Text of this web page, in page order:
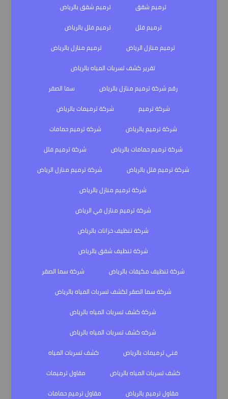
ترميم شقق
ترميم شقق بالرياض
ترميم فلل
ترميم فلل بالرياض
ترميم منازل الرياض
ترميم منازل بالرياض
تقرير كشف تسربات المياه بالرياض
رقم شركة ترميم منازل بالرياض
سما الصقر
شركة ترميم
شركة ترميمات بالرياض
شركة ترميم بالرياض
شركة ترميم حمامات
شركة ترميم حمامات بالرياض
شركة ترميم فلل
شركة ترميم فلل بالرياض
شركة ترميم منازل الرياض
شركة ترميم منازل بالرياض
شركة ترميم منازل في الرياض
شركة تنظيف خزانات بالرياض
شركة تنظيف شقق بالرياض
شركة تنظيف مكيفات بالرياض
شركة سما الصقر
شركة سما الصقر لكشف تسربات المياه بالرياض
شركة كشف تسربات المياه بالرياض
شركه كشف تسربات المياه بالرياض
فني ترميمات بالرياض
كشف تسربات المياه
كشف تسربات المياه بالرياض
مقاول ترميمات
مقاول ترميم بالرياض
مقاول ترميم حمامات